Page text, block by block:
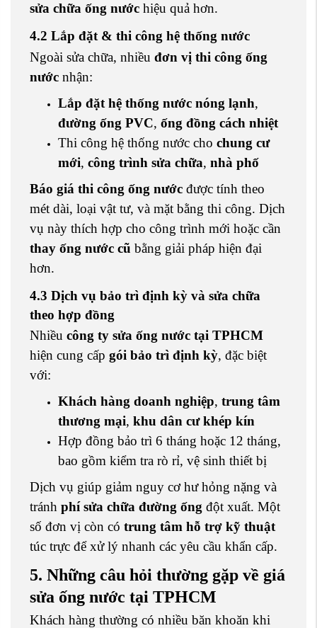
sửa chữa ống nước hiệu quả hơn.
4.2 Lắp đặt & thi công hệ thống nước
Ngoài sửa chữa, nhiều đơn vị thi công ống
nước nhận:
Lắp đặt hệ thống nước nóng lạnh,
đường ống PVC, ống đồng cách nhiệt
Thi công hệ thống nước cho chung cư
mới, công trình sửa chữa, nhà phố
Báo giá thi công ống nước được tính theo
mét dài, loại vật tư, và mặt bằng thi công. Dịch
vụ này thích hợp cho công trình mới hoặc cần
thay ống nước cũ bằng giải pháp hiện đại
hơn.
4.3 Dịch vụ bảo trì định kỳ và sửa chữa
theo hợp đồng
Nhiều công ty sửa ống nước tại TPHCM
hiện cung cấp gói bảo trì định kỳ, đặc biệt
với:
Khách hàng doanh nghiệp, trung tâm
thương mại, khu dân cư khép kín
Hợp đồng bảo trì 6 tháng hoặc 12 tháng,
bao gồm kiểm tra rò rỉ, vệ sinh thiết bị
Dịch vụ giúp giảm nguy cơ hư hỏng nặng và
tránh phí sửa chữa đường ống đột xuất. Một
số đơn vị còn có trung tâm hỗ trợ kỹ thuật
túc trực để xử lý nhanh các yêu cầu khẩn cấp.
5. Những câu hỏi thường gặp về giá
sửa ống nước tại TPHCM
Khách hàng thường có nhiều băn khoăn khi